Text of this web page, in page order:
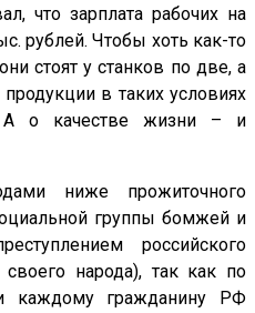
что зарплата рабочих на
рублей. Чтобы хоть как-то
стоят у станков по две, а
в таких условиях
А о качестве жизни – и
ниже прожиточного
группы бомжей и
российского
народа), так как по
каждому гражданину РФ